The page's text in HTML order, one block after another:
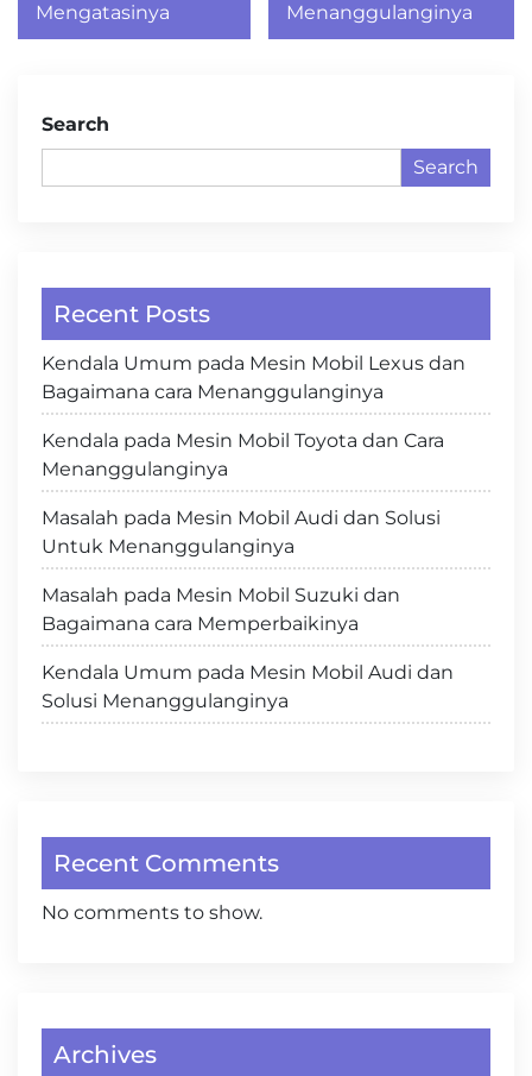
Mengatasinya
Menanggulanginya
Search
Search
Recent Posts
Kendala Umum pada Mesin Mobil Lexus dan
Bagaimana cara Menanggulanginya
Kendala pada Mesin Mobil Toyota dan Cara
Menanggulanginya
Masalah pada Mesin Mobil Audi dan Solusi
Untuk Menanggulanginya
Masalah pada Mesin Mobil Suzuki dan
Bagaimana cara Memperbaikinya
Kendala Umum pada Mesin Mobil Audi dan
Solusi Menanggulanginya
Recent Comments
No comments to show.
Archives